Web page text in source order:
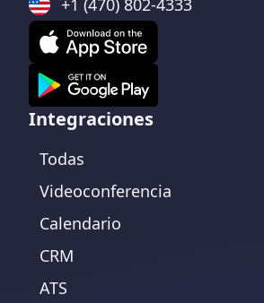
+1 (470) 802-4333
Integraciones
Todas
Videoconferencia
Calendario
CRM
ATS